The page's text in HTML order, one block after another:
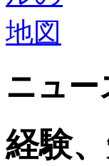
ニュー
経験